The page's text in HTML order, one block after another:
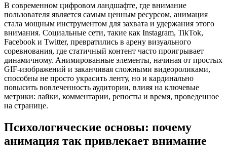
В современном цифровом ландшафте, где внимание
пользователя является самым ценным ресурсом, анимация
стала мощным инструментом для захвата и удержания этого
внимания. Социальные сети, такие как Instagram, TikTok,
Facebook и Twitter, превратились в арену визуального
соревнования, где статичный контент часто проигрывает
динамичному. Анимированные элементы, начиная от простых
GIF-изображений и заканчивая сложными видеороликами,
способны не просто украсить ленту, но и кардинально
повысить вовлеченность аудитории, влияя на ключевые
метрики: лайки, комментарии, репосты и время, проведенное
на странице.
Психологические основы: почему
анимация так привлекает внимание